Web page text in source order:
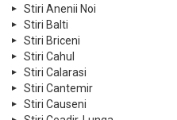
Stiri Anenii Noi
Stiri Balti
Stiri Briceni
Stiri Cahul
Stiri Calarasi
Stiri Cantemir
Stiri Causeni